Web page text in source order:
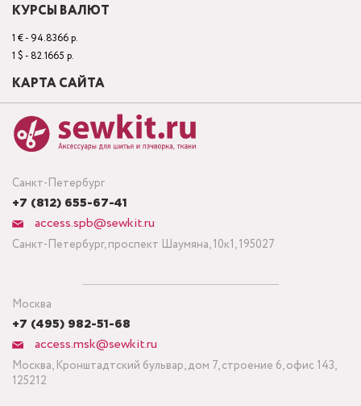
Санкт-Петербург
+7 (812) 655-67-41
access.spb@sewkit.ru
Санкт-Петербург, проспект Шаумяна, 10к1, 195027
Москва
+7 (495) 982-51-68
access.msk@sewkit.ru
Москва, Кронштадтский бульвар, дом 7, строение 6, офис 143,
125212
КУРСЫ ВАЛЮТ
1 € - 94.8366 р.
1 $ - 82.1665 р.
КАРТА САЙТА